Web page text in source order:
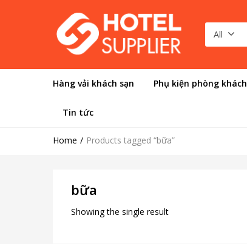
All
Hàng vải khách sạn Phụ kiện phòng khách
Tin tức
Home Products tagged “bữa”
bữa
Showing the single result